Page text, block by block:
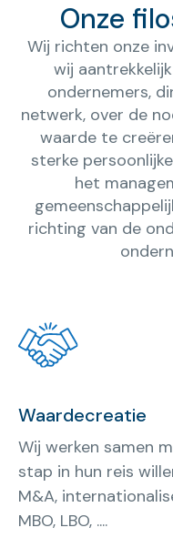
Onze
Wij richten onze
wij
ondernemers,
netwerk, over de
waarde te
sterke
het
richting van de
Waardecreatie
Wij werken samen
stap in hun reis
M&A,
MBO, LBO, ....